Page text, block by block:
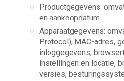
Productgegevens:
en aankoopdatum.
Apparaatgegevens:
Protocol), MAC-adres,
inloggegevens,
instellingen en locatie,
versies,